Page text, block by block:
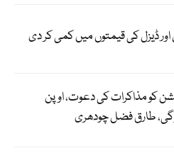
ڈیزل کی قیمتوں میں کمی کر دی
کو مذاکرات کی دعوت، اوپن
طارق فضل چودھری